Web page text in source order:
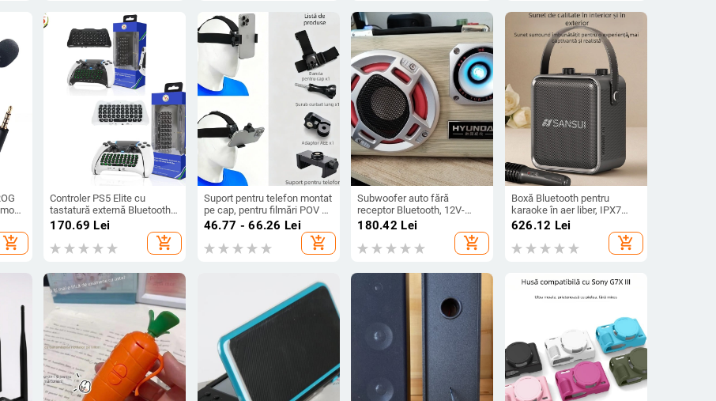
add_shopping_cart
Controler PS5 Elite cu
tastatură externă Bluetooth,
difuzor încorporat, intrare
170.69 Lei
add_shopping_cart
Suport pentru telefon montat
pe cap, pentru filmări POV cu
curea — Material ABS,
posibilitate adăugare logo
46.77 - 66.26 Lei
add_shopping_cart
Subwoofer auto fără
receptor Bluetooth, 12V-
220V, Carcasă din aliaj de
aluminiu, IPX4, 40Hz-20kHz,
SNR ≥100dB, baterie
încorporată 1200-2000mAh,
180.42 Lei
add_shopping_cart
Boxă Bluetooth pentru
karaoke în aer liber, IPX7
rezistent la apă, baterie
încorporată 6000mAh, 50W
putere, Bluetooth 5.0
626.12 Lei
add_shopping_cart